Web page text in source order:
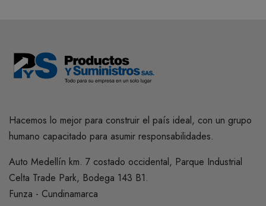
Hacemos lo mejor para construir el país ideal, con un grupo
humano capacitado para asumir responsabilidades.
Auto Medellín km. 7 costado occidental, Parque Industrial
Celta Trade Park, Bodega 143 B1.
Funza - Cundinamarca